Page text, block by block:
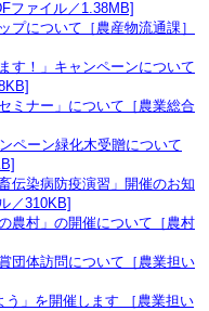
ファイル／1.38MB]
プについて［農産物流通課］
す！」キャンペーンについて
ミナー」について［農業総合
ペーン緑化木受贈について
伝染病防疫演習」開催のお知
／310KB]
農村」の開催について［農村
団体訪問について［農業担い
う」を開催します ［農業担い